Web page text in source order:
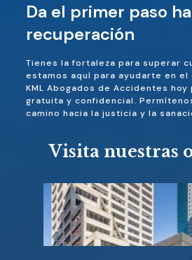
Da el primer paso
recuperación
Tienes la fortaleza para superar
estamos aquí para ayudarte en el
KML Abogados de Accidentes hoy
gratuita y confidencial.
camino hacia la justicia y la
Visita nuestras